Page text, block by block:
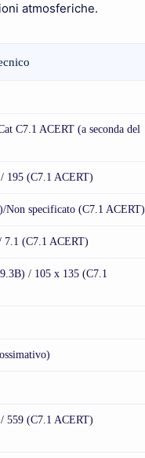
atmosferiche.
C7.1 ACERT (a seconda del
195 (C7.1 ACERT)
Non specificato (C7.1 ACERT)
7.1 (C7.1 ACERT)
/ 105 x 135 (C7.1
559 (C7.1 ACERT)